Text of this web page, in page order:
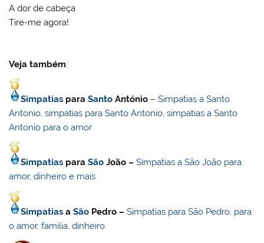
A dor de cabeça
Tire-me agora!
Veja também:
Simpatias paraSanto António –Simpatias a Santo
Antonio, simpatias para Santo Antonio, simpatias a Santo
Antonio para o amor
Simpatias paraSão João – Simpatias a São João para
amor, dinheiro e mais
Simpatias aSão Pedro – Simpatias para São Pedro, para
o amor, familia, dinheiro